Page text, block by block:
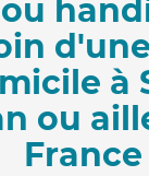
à
ou
France